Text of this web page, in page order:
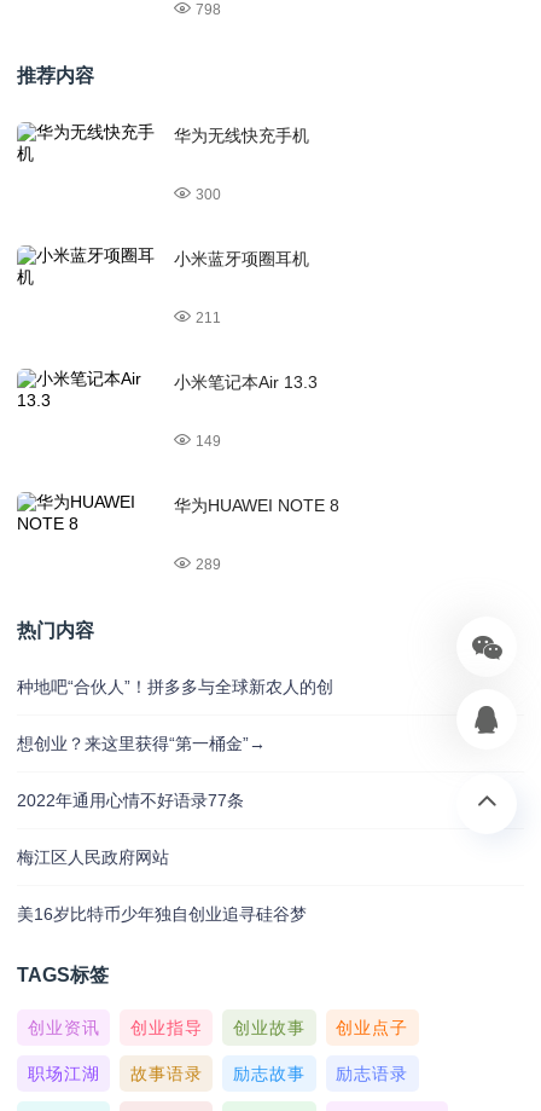
798
推荐内容
华为无线快充手机
300
小米蓝牙项圈耳机
211
小米笔记本Air 13.3
149
华为HUAWEI NOTE 8
289
热门内容
种地吧“合伙人”！拼多多与全球新农人的创
想创业？来这里获得“第一桶金”→
2022年通用心情不好语录77条
梅江区人民政府网站
美16岁比特币少年独自创业追寻硅谷梦
TAGS标签
创业资讯 创业指导 创业故事 创业点子
职场江湖 故事语录 励志故事 励志语录